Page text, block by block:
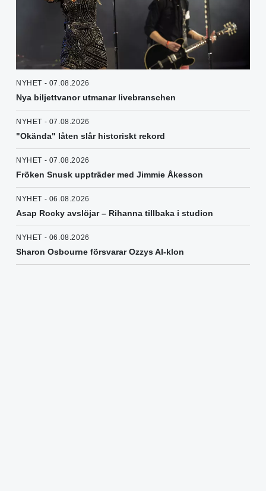
NYHET - 07.08.2026
Nya biljettvanor utmanar livebranschen
NYHET - 07.08.2026
"Okända" låten slår historiskt rekord
NYHET - 07.08.2026
Fröken Snusk uppträder med Jimmie Åkesson
NYHET - 06.08.2026
Asap Rocky avslöjar – Rihanna tillbaka i studion
NYHET - 06.08.2026
Sharon Osbourne försvarar Ozzys AI-klon